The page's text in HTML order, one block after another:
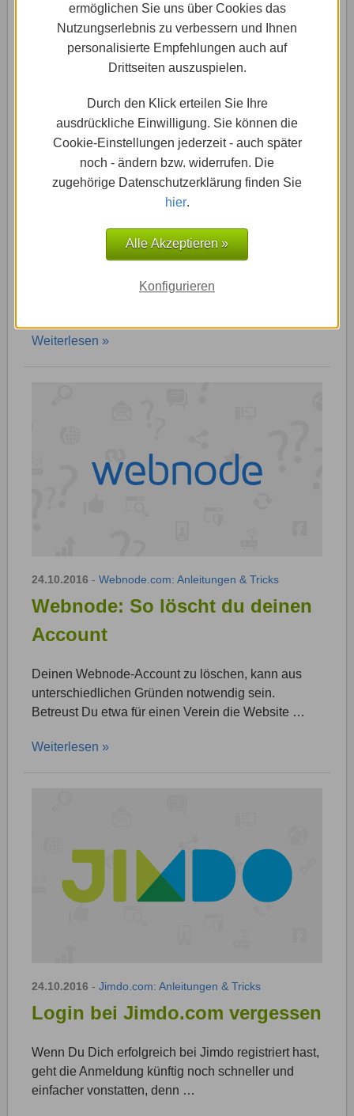
ermöglichen Sie uns über Cookies das
Nutzungserlebnis zu verbessern und Ihnen
personalisierte Empfehlungen auch auf
Drittseiten auszuspielen.
Durch den Klick erteilen Sie Ihre
ausdrückliche Einwilligung. Sie können die
Cookie-Einstellungen jederzeit - auch später
noch - ändern bzw. widerrufen. Die
zugehörige Datenschutzerklärung finden Sie
hier.
Alle Akzeptieren »
Konfigurieren
So kannst du bei 1&1 Ionos
deine Rechnungen einsehen
Rechnungen abrufen, kontrollieren und
Weiterlesen »
24.10.2016 - Webnode.com: Anleitungen & Tricks
Webnode: So löscht du deinen
Account
Deinen Webnode-Account zu löschen, kann aus
unterschiedlichen Gründen notwendig sein.
Betreust Du etwa für einen Verein die Website …
Weiterlesen »
24.10.2016 - Jimdo.com: Anleitungen & Tricks
Login bei Jimdo.com vergessen
Wenn Du Dich erfolgreich bei Jimdo registriert hast,
geht die Anmeldung künftig noch schneller und
einfacher vonstatten, denn …